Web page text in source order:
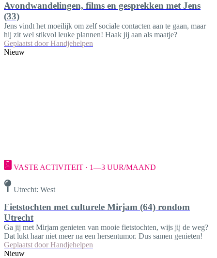
Avondwandelingen, films en gesprekken met Jens
(33)
Jens vindt het moeilijk om zelf sociale contacten aan te gaan, maar
hij zit wel stikvol leuke plannen! Haak jij aan als maatje?
Geplaatst door Handjehelpen
Nieuw
VASTE ACTIVITEIT · 1—3 UUR/MAAND
Utrecht: West
Fietstochten met culturele Mirjam (64) rondom
Utrecht
Ga jij met Mirjam genieten van mooie fietstochten, wijs jij de weg?
Dat lukt haar niet meer na een hersentumor. Dus samen genieten!
Geplaatst door Handjehelpen
Nieuw